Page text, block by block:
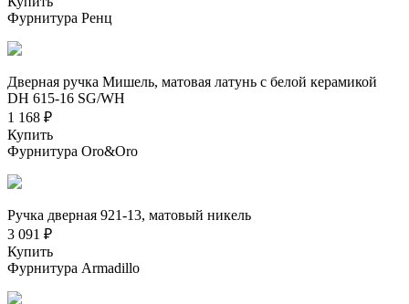
Фурнитура Ренц
Дверная ручка Мишель, матовая латунь с белой керамикой
DH 615-16 SG/WH
1 168 ₽
Купить
Фурнитура Oro&Oro
Ручка дверная 921-13, матовый никель
3 091 ₽
Купить
Фурнитура Armadillo